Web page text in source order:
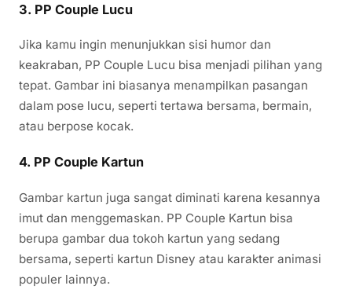
3. PP Couple Lucu
Jika kamu ingin menunjukkan sisi humor dan
keakraban, PP Couple Lucu bisa menjadi pilihan yang
tepat. Gambar ini biasanya menampilkan pasangan
dalam pose lucu, seperti tertawa bersama, bermain,
atau berpose kocak.
4. PP Couple Kartun
Gambar kartun juga sangat diminati karena kesannya
imut dan menggemaskan. PP Couple Kartun bisa
berupa gambar dua tokoh kartun yang sedang
bersama, seperti kartun Disney atau karakter animasi
populer lainnya.